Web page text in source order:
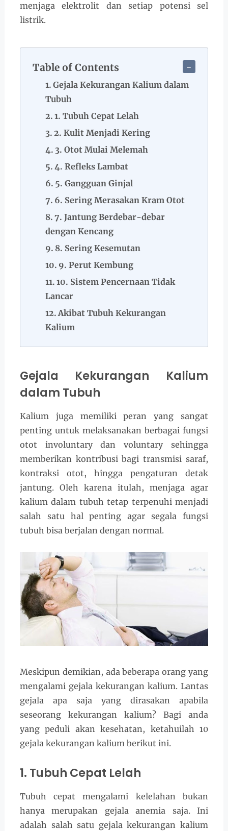
menjaga elektrolit dan setiap potensi sel
listrik.
Table of Contents
Gejala Kekurangan Kalium dalam
Tubuh
1. Tubuh Cepat Lelah
2. Kulit Menjadi Kering
3. Otot Mulai Melemah
4. Refleks Lambat
5. Gangguan Ginjal
6. Sering Merasakan Kram Otot
7. Jantung Berdebar-debar
dengan Kencang
8. Sering Kesemutan
9. Perut Kembung
10. Sistem Pencernaan Tidak
Lancar
Akibat Tubuh Kekurangan
Kalium
Gejala Kekurangan Kalium
dalam Tubuh
Kalium juga memiliki peran yang sangat
penting untuk melaksanakan berbagai fungsi
otot involuntary dan voluntary sehingga
memberikan kontribusi bagi transmisi saraf,
kontraksi otot, hingga pengaturan detak
jantung. Oleh karena itulah, menjaga agar
kalium dalam tubuh tetap terpenuhi menjadi
salah satu hal penting agar segala fungsi
tubuh bisa berjalan dengan normal.
Meskipun demikian, ada beberapa orang yang
mengalami gejala kekurangan kalium. Lantas
gejala apa saja yang dirasakan apabila
seseorang kekurangan kalium? Bagi anda
yang peduli akan kesehatan, ketahuilah 10
gejala kekurangan kalium berikut ini.
1. Tubuh Cepat Lelah
Tubuh cepat mengalami kelelahan bukan
hanya merupakan gejala anemia saja. Ini
adalah salah satu gejala kekurangan kalium